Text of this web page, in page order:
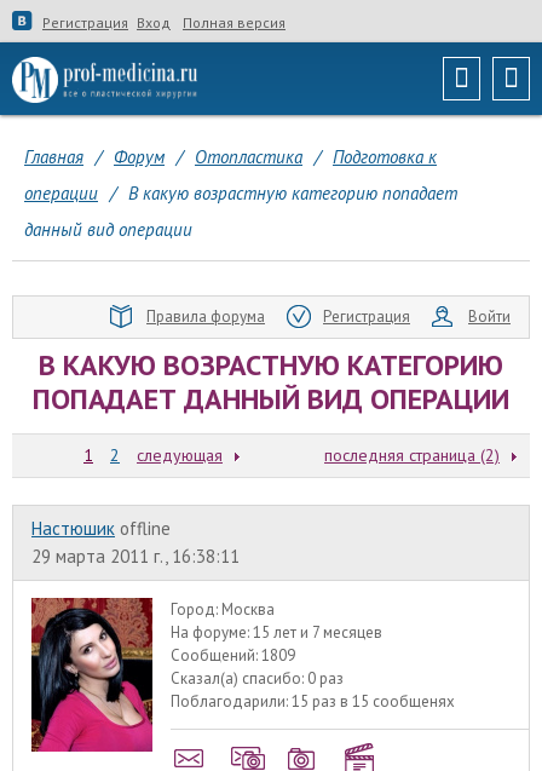
Регистрация Вход Полная версия
Главная / Форум / Отопластика / Подготовка к
операции / В какую возрастную категорию попадает
данный вид операции
Правила форума Регистрация Войти
В КАКУЮ ВОЗРАСТНУЮ КАТЕГОРИЮ
ПОПАДАЕТ ДАННЫЙ ВИД ОПЕРАЦИИ
1 2 следующая последняя страница (2)
Настюшик offline
29 марта 2011 г., 16:38:11
Город: Москва
На форуме:15 лет и 7 месяцев
Сообщений:1809
Сказал(а) спасибо: 0 раз
Поблагодарили:15 раз в 15 сообщенях